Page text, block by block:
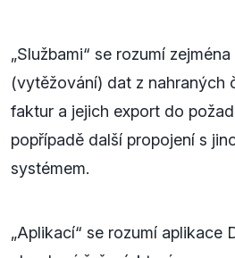
„Službami“ se rozumí
(vytěžování) dat z nahraných
faktur a jejich export do
popřípadě další propojení s
systémem.
„Aplikací“ se rozumí aplikace